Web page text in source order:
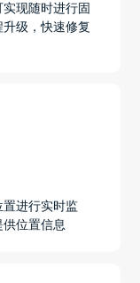
现随时进行固
级，快速修复
置进行实时监
位置信息